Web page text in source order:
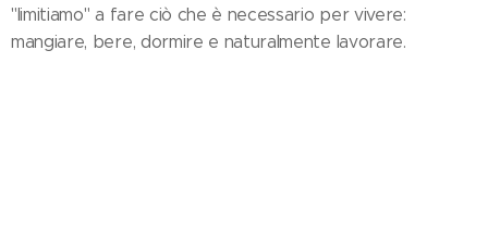
"limitiamo" a fare ciò che è necessario per vivere:
mangiare, bere, dormire e naturalmente lavorare.